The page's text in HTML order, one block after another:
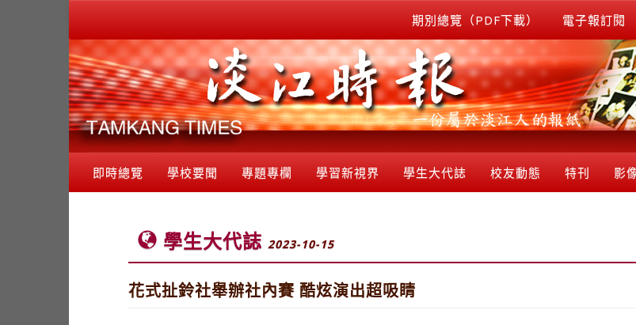
期別總覽（PDF下載） 電子報訂閱
即時總覽 學校要聞 專題專欄 學習新視界 學生大代誌 校友動態 特刊 影
學生大代誌 2023-10-15
花式扯鈴社舉辦社內賽 酷炫演出超吸睛